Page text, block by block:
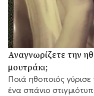
Αναγνωρίζετε την
μουτράκι;
Ποιά ηθοποιός
ένα σπάνιο